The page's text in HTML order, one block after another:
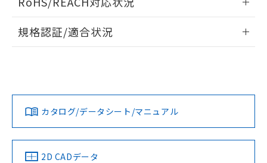
ドすることができます。
ログイン/会員登録
ダウンロードデータをご利用いただく前に、以下を必ずお読
みください。
ソフトウェアの使用条件
EU RoHS 注意事項・凡例
対応済み
中国 RoHS 注意事項・凡例
規格認証/適合状況
LR型式承認
（イギリス
船舶規格）
DNV型式承認
（ノルウェー
BV型式承認
（フランス
KR型式
（韓国
カタログ/データシート/マニュアル
2D CADデータ
していることから、特段のことがない限
り、2022年1月12日より割愛しておりま
す。